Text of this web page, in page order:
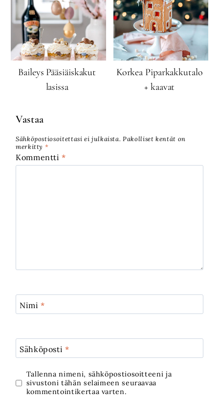
Baileys Pääsiäiskakut
lasissa
Korkea Piparkakkutalo
+ kaavat
Vastaa
Sähköpostiosoitettasi ei julkaista. Pakolliset kentät on
merkitty *
Kommentti*
Nimi*
Sähköposti*
Tallenna nimeni, sähköpostiosoitteeni ja
sivustoni tähän selaimeen seuraavaa
kommentointikertaa varten.